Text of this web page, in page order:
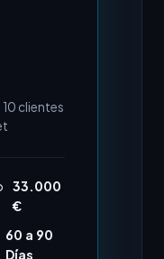
10 clientes
33.000
€
60 a 90
Días